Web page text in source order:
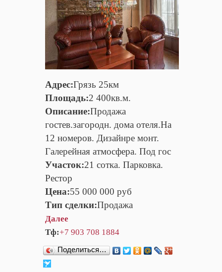
Адрес:Грязь 25км
Площадь:2 400кв.м.
Описание:Продажа
гостев.загородн. дома отеля.На
12 номеров. Дизайнре монт.
Галерейная атмосфера. Под гос
Участок:21 сотка. Парковка.
Рестор
Цена:55 000 000 руб
Тип сделки:Продажа
Далее
Тф:+7 903 708 1884
Поделиться…